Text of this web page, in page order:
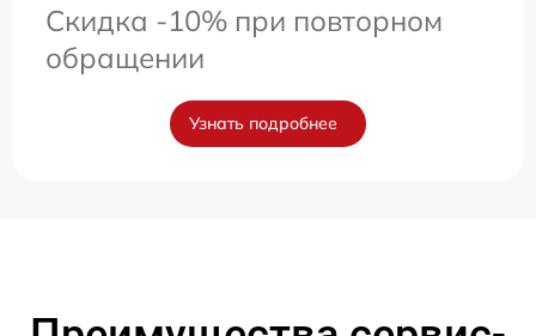
Скидка -10% при повторном
обращении
Узнать подробнее